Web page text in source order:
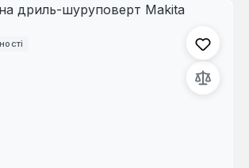
зображень